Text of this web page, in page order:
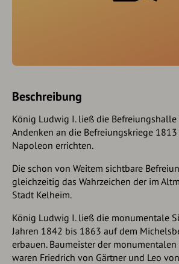
Beschreibung
König Ludwig I. ließ die
Andenken an die Befreiungskriege
Napoleon errichten.
Die schon von Weitem sichtbare
gleichzeitig das Wahrzeichen der im
Stadt Kelheim.
König Ludwig I. ließ die monumentale
Jahren 1842 bis 1863 auf dem
erbauen. Baumeister der
waren Friedrich von Gärtner und Leo